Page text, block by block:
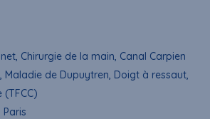
, Chirurgie de la main, Canal Carpien
Maladie de Dupuytren, Doigt à ressaut,
Paris